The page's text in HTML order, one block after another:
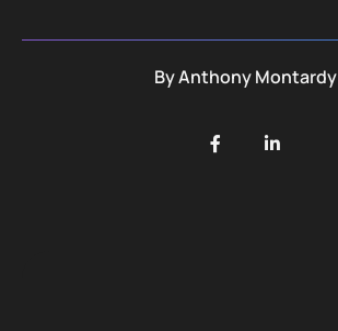
ByAnthony Montardy